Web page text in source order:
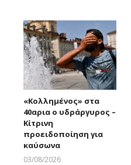
«Κολλημένος» στα
40αρια ο υδράργυρος –
Κίτρινη
προειδοποίηση για
καύσωνα
03/08/2026